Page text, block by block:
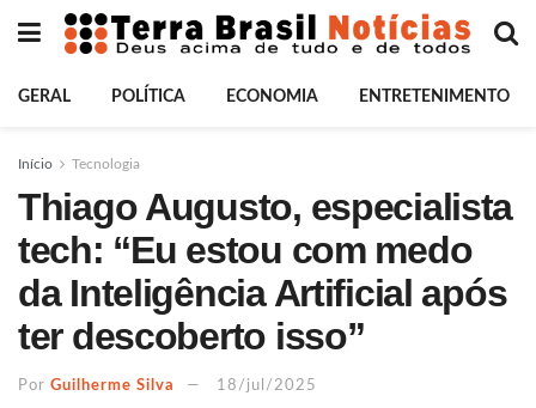
GERAL POLÍTICA ECONOMIA ENTRETENIMENTO
Início Tecnologia
Thiago Augusto, especialista
tech: “Eu estou com medo
da Inteligência Artificial após
ter descoberto isso”
Por Guilherme Silva 18/jul/2025